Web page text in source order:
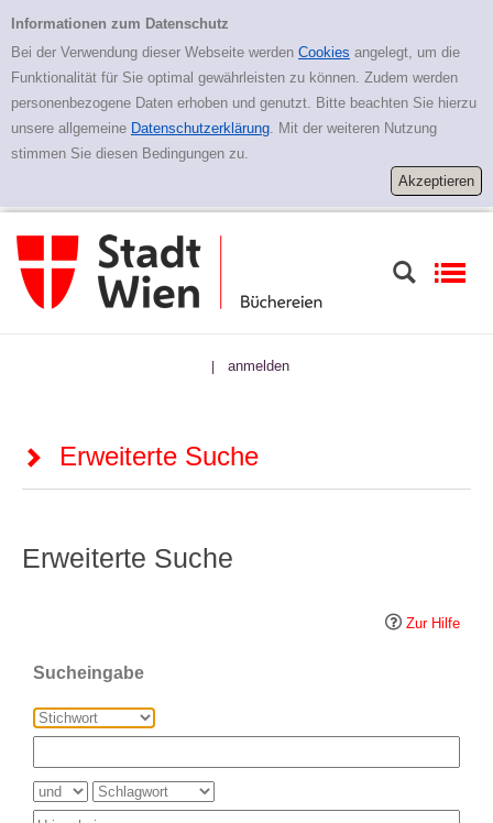
Erweiterte Suche
Informationen zum Datenschutz
Bei der Verwendung dieser Webseite werden Cookies angelegt, um die
Funktionalität für Sie optimal gewährleisten zu können. Zudem werden
personenbezogene Daten erhoben und genutzt. Bitte beachten Sie hierzu
unsere allgemeine Datenschutzerklärung. Mit der weiteren Nutzung
stimmen Sie diesen Bedingungen zu.
| anmelden
Erweiterte Suche
Erweiterte Suche
Zur Hilfe
Sucheingabe